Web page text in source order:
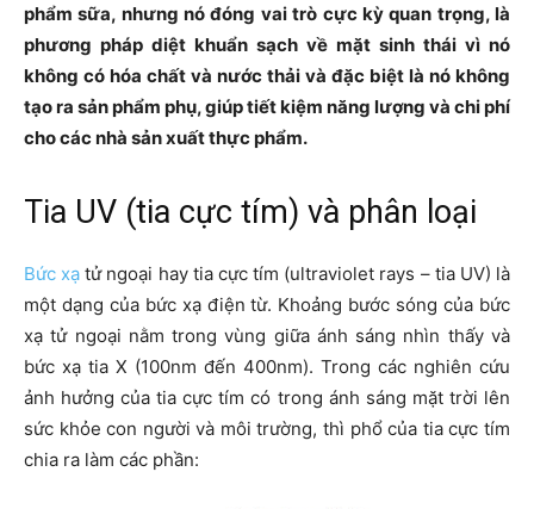
phẩm sữa, nhưng nó đóng vai trò cực kỳ quan trọng, là
phương pháp diệt khuẩn sạch về mặt sinh thái vì nó
không có hóa chất và nước thải và đặc biệt là nó không
tạo ra sản phẩm phụ, giúp tiết kiệm năng lượng và chi phí
cho các nhà sản xuất thực phẩm.
Tia UV (tia cực tím) và phân loại
Bức xạ tử ngoại hay tia cực tím (ultraviolet rays – tia UV) là
một dạng của bức xạ điện từ. Khoảng bước sóng của bức
xạ tử ngoại nằm trong vùng giữa ánh sáng nhìn thấy và
bức xạ tia X (100nm đến 400nm). Trong các nghiên cứu
ảnh hưởng của tia cực tím có trong ánh sáng mặt trời lên
sức khỏe con người và môi trường, thì phổ của tia cực tím
chia ra làm các phần: